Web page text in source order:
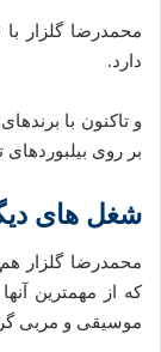
دارد.
و تاکنون با
بر روی بیلبوردهای
شغل های
محمدرضا گلزار
که از مهمترین
موسیقی و مربی